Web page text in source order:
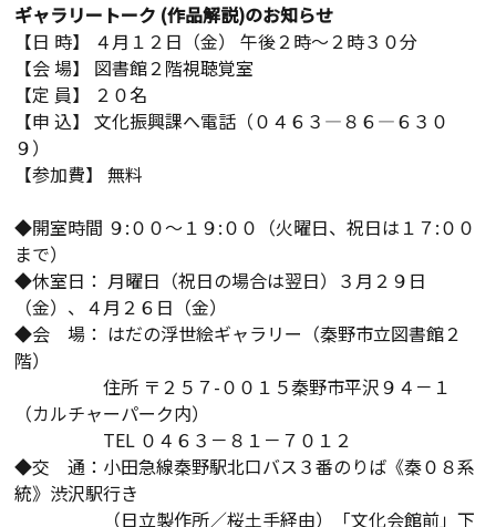
ギャラリートーク (作品解説)のお知らせ
【日 時】 ４月１２日（金） 午後２時～２時３０分
【会 場】 図書館２階視聴覚室
【定 員】 ２０名
【申 込】 文化振興課へ電話（０４６３―８６―６３０
９）
【参加費】 無料
◆開室時間 ９:００～１９:００（火曜日、祝日は１７:００
まで）
◆休室日： 月曜日（祝日の場合は翌日）３月２９日
（金）、４月２６日（金）
◆会 場： はだの浮世絵ギャラリー（秦野市立図書館２
階）
住所 〒２５７-００１５秦野市平沢９４－１
（カルチャーパーク内）
TEL ０４６３－８１－７０１２
◆交 通：小田急線秦野駅北口バス３番のりば《秦０８系
統》渋沢駅行き
（日立製作所／桜土手経由）「文化会館前」下